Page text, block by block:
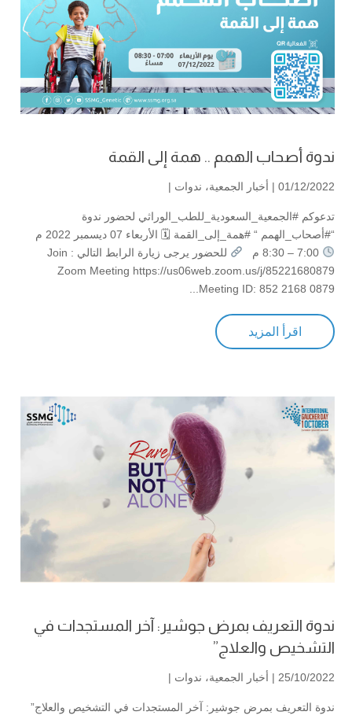
ندوة أصحاب الهمم .. همة إلى القمة
01/12/2022 | أخبار الجمعية، ندوات |
تدعوكم #الجمعية_السعودية_للطب_الوراثي⁩ لحضور ندوة
“#أصحاب_الهمم “ #همة_إلى_القمة 🗓 الأربعاء 07 ديسمبر 2022 م
للحضور يرجى زيارة الرابط التالي : Join
Zoom Meeting https://us06web.zoom.us/j/85221680879
Meeting ID: 852 2168 0879...
اقرأ المزيد
ندوة التعريف بمرض جوشير: آخر المستجدات في
التشخيص والعلاج”
25/10/2022 | أخبار الجمعية، ندوات |
ندوة التعريف بمرض جوشير: آخر المستجدات في التشخيص والعلاج”